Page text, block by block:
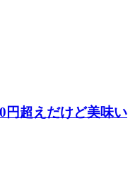
円超えだけど美味い